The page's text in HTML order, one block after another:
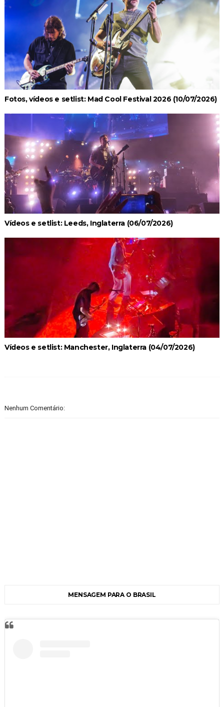
Fotos, vídeos e setlist: Mad Cool Festival 2026 (10/07/2026)
Vídeos e setlist: Leeds, Inglaterra (06/07/2026)
Vídeos e setlist: Manchester, Inglaterra (04/07/2026)
Nenhum Comentário:
MENSAGEM PARA O BRASIL